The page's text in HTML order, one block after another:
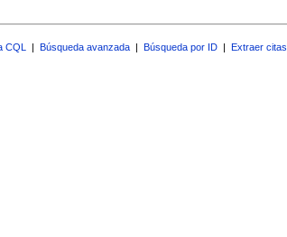
CQL | Búsqueda avanzada | Búsqueda por ID | Extraer citas